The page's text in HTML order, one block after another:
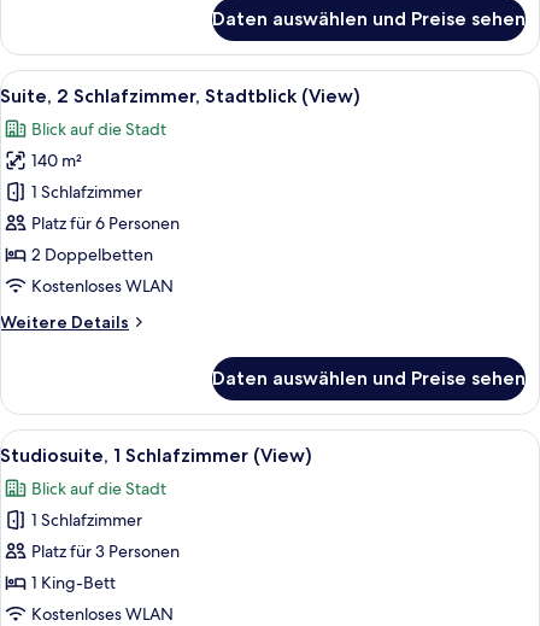
Suite,
Schlafzimmer
Daten auswählen und Preise sehen
Alle
Fotos
für
Suite,
2 Schlafzimmer,
Stadtblick
(View)
anzeigen
Ein modernes Wohnzimmer mit
14
Suite, 2 Schlafzimmer, Stadtblick (View)
Blick auf die Stadt
140 m²
1 Schlafzimmer
Platz für 6 Personen
2 Doppelbetten
Kostenloses WLAN
Weitere Details
Weitere
2 Schlafzimmer,
Stadtblick
(View)
Daten auswählen und Preise sehen
Alle
Fotos
für
Studiosuite,
1
Schlafzimmer
(View)
Ein Hotelzimmer mit einem Bett,
10
Studiosuite, 1 Schlafzimmer (View)
Blick auf die Stadt
1 Schlafzimmer
Platz für 3 Personen
1 King-Bett
Kostenloses WLAN